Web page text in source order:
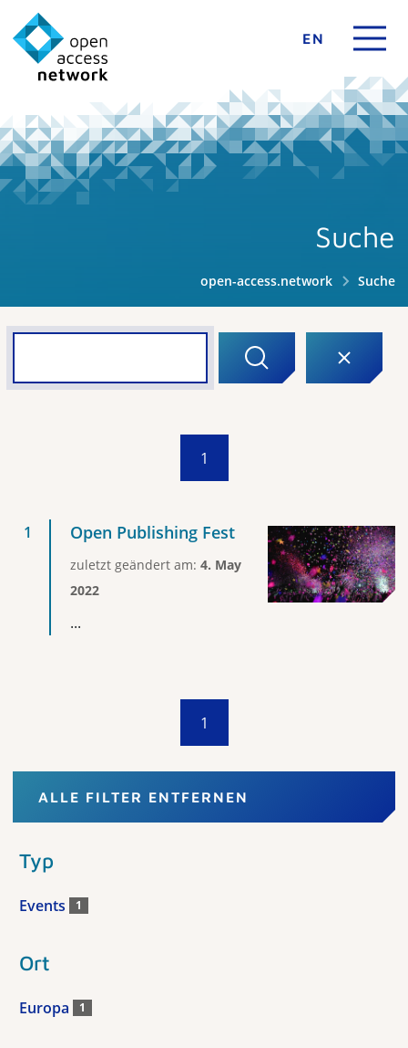
EN
Suche
open-access.network Suche
1
Open Publishing Fest
zuletzt geändert am: 4. May
2022
...
1
ALLE FILTER ENTFERNEN
Typ
Events 1
Ort
Europa 1